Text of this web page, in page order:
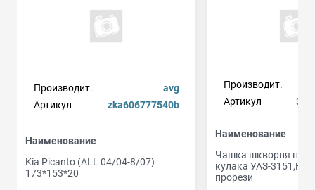
Производит.
avg
Артикул
zka606777540b
Наименование
Kia Picanto (ALL 04/04-8/07)
173*153*20
Производит.
Артикул
Наименование
Чашка шкворня
кулака УАЗ-
прорези